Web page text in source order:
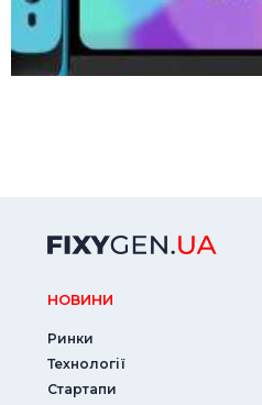
НОВИНИ
Ринки
Технології
Стартапи